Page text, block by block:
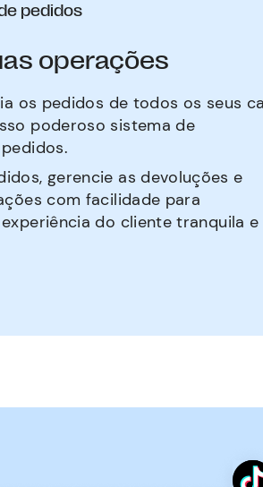
pedidos
operações
os pedidos de todos os seus
poderoso sistema de
gerencie as devoluções e
com facilidade para
do cliente tranquila e